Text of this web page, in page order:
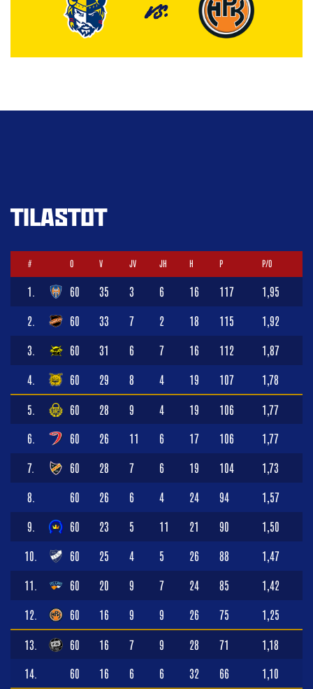
VS.
TILASTOT
# O V JV JH H P P/O
1. 60 35 3 6 16 117 1,95
2. 60 33 7 2 18 115 1,92
3. 60 31 6 7 16 112 1,87
4. 60 29 8 4 19 107 1,78
5. 60 28 9 4 19 106 1,77
6. 60 26 11 6 17 106 1,77
7. 60 28 7 6 19 104 1,73
8. 60 26 6 4 24 94 1,57
9. 60 23 5 11 21 90 1,50
10. 60 25 4 5 26 88 1,47
11. 60 20 9 7 24 85 1,42
12. 60 16 9 9 26 75 1,25
13. 60 16 7 9 28 71 1,18
14. 60 16 6 6 32 66 1,10